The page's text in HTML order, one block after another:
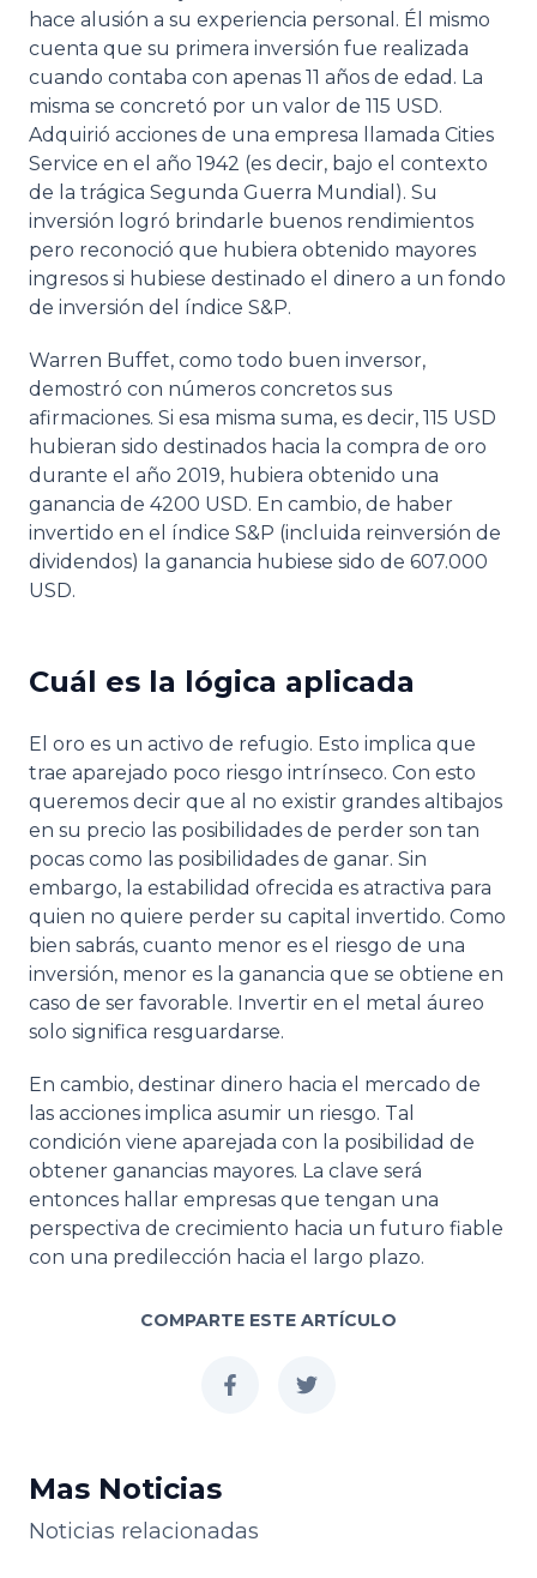
hace alusión a su experiencia personal. Él mismo
cuenta que su primera inversión fue realizada
cuando contaba con apenas 11 años de edad. La
misma se concretó por un valor de 115 USD.
Adquirió acciones de una empresa llamada Cities
Service en el año 1942 (es decir, bajo el contexto
de la trágica Segunda Guerra Mundial). Su
inversión logró brindarle buenos rendimientos
pero reconoció que hubiera obtenido mayores
ingresos si hubiese destinado el dinero a un fondo
de inversión del índice S&P.
Warren Buffet, como todo buen inversor,
demostró con números concretos sus
afirmaciones. Si esa misma suma, es decir, 115 USD
hubieran sido destinados hacia la compra de oro
durante el año 2019, hubiera obtenido una
ganancia de 4200 USD. En cambio, de haber
invertido en el índice S&P (incluida reinversión de
dividendos) la ganancia hubiese sido de 607.000
USD.
Cuál es la lógica aplicada
El oro es un activo de refugio. Esto implica que
trae aparejado poco riesgo intrínseco. Con esto
queremos decir que al no existir grandes altibajos
en su precio las posibilidades de perder son tan
pocas como las posibilidades de ganar. Sin
embargo, la estabilidad ofrecida es atractiva para
quien no quiere perder su capital invertido. Como
bien sabrás, cuanto menor es el riesgo de una
inversión, menor es la ganancia que se obtiene en
caso de ser favorable. Invertir en el metal áureo
solo significa resguardarse.
En cambio, destinar dinero hacia el mercado de
las acciones implica asumir un riesgo. Tal
condición viene aparejada con la posibilidad de
obtener ganancias mayores. La clave será
entonces hallar empresas que tengan una
perspectiva de crecimiento hacia un futuro fiable
con una predilección hacia el largo plazo.
COMPARTE ESTE ARTÍCULO
facebooktwitter
Mas Noticias
Noticias relacionadas